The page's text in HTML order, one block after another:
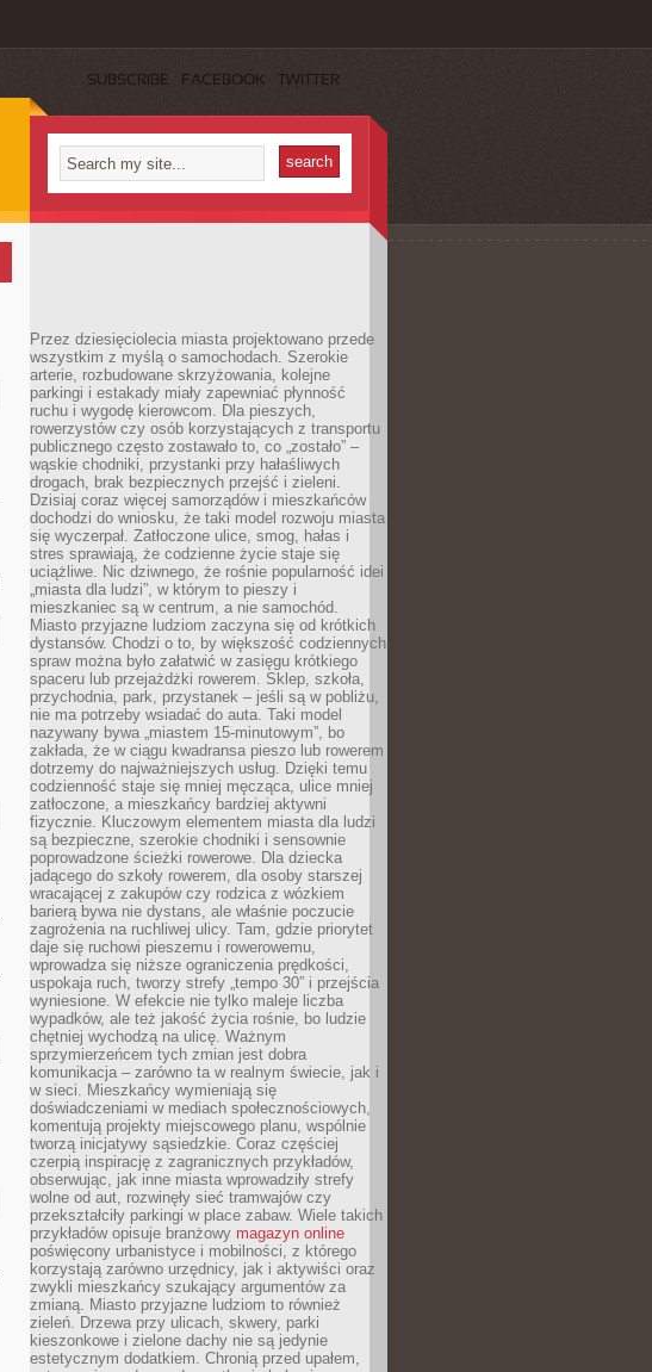
SUBSCRIBE FACEBOOK TWITTER
Przez dziesięciolecia miasta projektowano przede
wszystkim z myślą o samochodach. Szerokie
arterie, rozbudowane skrzyżowania, kolejne
parkingi i estakady miały zapewniać płynność
ruchu i wygodę kierowcom. Dla pieszych,
rowerzystów czy osób korzystających z transportu
publicznego często zostawało to, co „zostało” –
wąskie chodniki, przystanki przy hałaśliwych
drogach, brak bezpiecznych przejść i zieleni.
Dzisiaj coraz więcej samorządów i mieszkańców
dochodzi do wniosku, że taki model rozwoju miasta
się wyczerpał. Zatłoczone ulice, smog, hałas i
stres sprawiają, że codzienne życie staje się
uciążliwe. Nic dziwnego, że rośnie popularność idei
„miasta dla ludzi”, w którym to pieszy i
mieszkaniec są w centrum, a nie samochód.
Miasto przyjazne ludziom zaczyna się od krótkich
dystansów. Chodzi o to, by większość codziennych
spraw można było załatwić w zasięgu krótkiego
spaceru lub przejażdżki rowerem. Sklep, szkoła,
przychodnia, park, przystanek – jeśli są w pobliżu,
nie ma potrzeby wsiadać do auta. Taki model
nazywany bywa „miastem 15-minutowym”, bo
zakłada, że w ciągu kwadransa pieszo lub rowerem
dotrzemy do najważniejszych usług. Dzięki temu
codzienność staje się mniej męcząca, ulice mniej
zatłoczone, a mieszkańcy bardziej aktywni
fizycznie. Kluczowym elementem miasta dla ludzi
są bezpieczne, szerokie chodniki i sensownie
poprowadzone ścieżki rowerowe. Dla dziecka
jadącego do szkoły rowerem, dla osoby starszej
wracającej z zakupów czy rodzica z wózkiem
barierą bywa nie dystans, ale właśnie poczucie
zagrożenia na ruchliwej ulicy. Tam, gdzie priorytet
daje się ruchowi pieszemu i rowerowemu,
wprowadza się niższe ograniczenia prędkości,
uspokaja ruch, tworzy strefy „tempo 30” i przejścia
wyniesione. W efekcie nie tylko maleje liczba
wypadków, ale też jakość życia rośnie, bo ludzie
chętniej wychodzą na ulicę. Ważnym
sprzymierzeńcem tych zmian jest dobra
komunikacja – zarówno ta w realnym świecie, jak i
w sieci. Mieszkańcy wymieniają się
doświadczeniami w mediach społecznościowych,
komentują projekty miejscowego planu, wspólnie
tworzą inicjatywy sąsiedzkie. Coraz częściej
czerpią inspirację z zagranicznych przykładów,
obserwując, jak inne miasta wprowadziły strefy
wolne od aut, rozwinęły sieć tramwajów czy
przekształciły parkingi w place zabaw. Wiele takich
przykładów opisuje branżowy magazyn online
poświęcony urbanistyce i mobilności, z którego
korzystają zarówno urzędnicy, jak i aktywiści oraz
zwykli mieszkańcy szukający argumentów za
zmianą. Miasto przyjazne ludziom to również
zieleń. Drzewa przy ulicach, skwery, parki
kieszonkowe i zielone dachy nie są jedynie
estetycznym dodatkiem. Chronią przed upałem,